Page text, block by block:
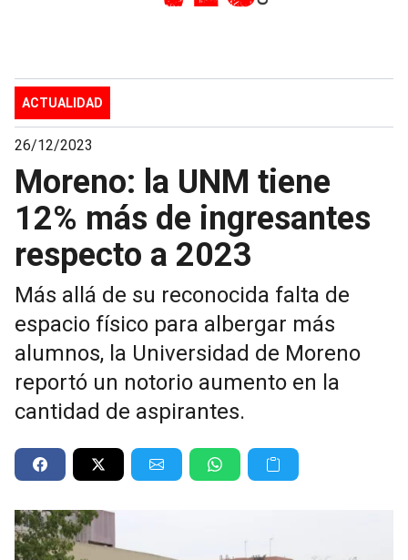
ACTUALIDAD
26/12/2023
Moreno: la UNM tiene
12% más de ingresantes
respecto a 2023
Más allá de su reconocida falta de
espacio físico para albergar más
alumnos, la Universidad de Moreno
reportó un notorio aumento en la
cantidad de aspirantes.